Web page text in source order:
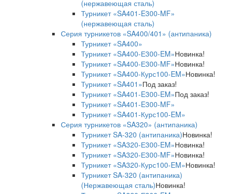
(нержавеющая сталь)
Турникет «SA401-E300-MF»
(нержавеющая сталь)
Серия турникетов «SA400/401» (антипаника)
Турникет «SA400»
Турникет «SA400-Е300-EM»Новинка!
Турникет «SA400-Е300-MF»Новинка!
Турникет «SA400-Курс100-EM»Новинка!
Турникет «SA401»Под заказ!
Турникет «SA401-E300-EM»Под заказ!
Турникет «SA401-E300-MF»
Турникет «SA401-Курс100-EM»
Серия турникетов «SA320» (антипаника)
Турникет SA-320 (антипаника)Новинка!
Турникет «SA320-Е300-EM»Новинка!
Турникет «SA320-Е300-MF»Новинка!
Турникет «SA320-Курс100-EM»Новинка!
Турникет SA-320 (антипаника)
(Нержавеющая сталь)Новинка!